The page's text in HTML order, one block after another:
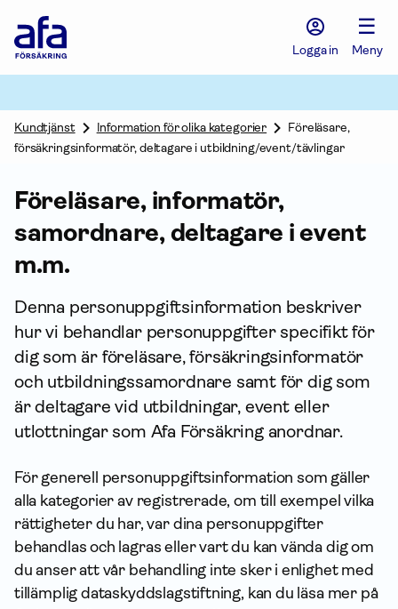
Försäkring
Logga in
☰
Meny
Kundtjänst Information för olika kategorier
Föreläsare,
försäkringsinformatör, deltagare i utbildning/event/tävlingar
Föreläsare, informatör,
samordnare, deltagare i event
m.m.
Denna person­uppgifts­information beskriver
hur vi behandlar person­uppgifter specifikt för
dig som är föreläsare, försäkrings­informatör
och utbildningssamordnare samt för dig som
är deltagare vid utbildningar, event eller
utlottningar som Afa För­säkring anordnar.
För generell person­uppgifts­information som gäller
alla kategorier av registrerade, om till exempel vilka
rättigheter du har, var dina person­uppgifter
behandlas och lagras eller vart du kan vända dig om
du anser att vår behandling inte sker i enlighet med
tillämplig dataskyddslagstiftning, kan du läsa mer på